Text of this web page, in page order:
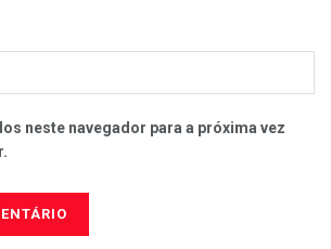
neste navegador para a próxima vez